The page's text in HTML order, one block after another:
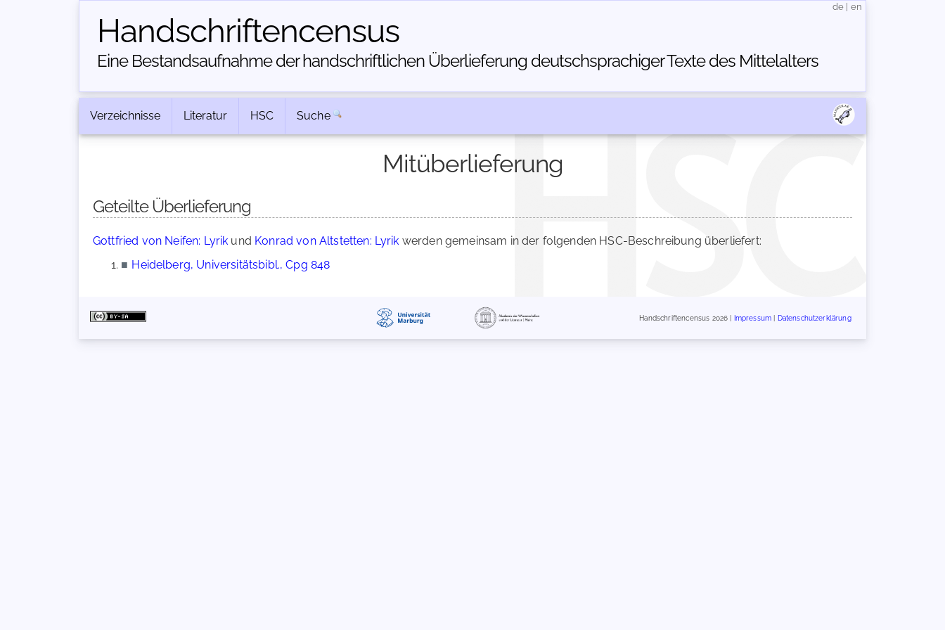
Handschriften­census
Eine Bestandsaufnahme der handschriftlichen Über­lieferung deutschsprachiger Texte des Mittelalters
de en
Verzeichnisse Literatur HSC Suche
Mitüberlieferung
Geteilte Überlieferung
Gottfried von Neifen: Lyrik und Konrad von Altstetten: Lyrik werden gemeinsam in der folgenden HSC-Beschreibung überliefert:
■ Heidelberg, Universitätsbibl., Cpg 848
Handschriftencensus 2026 | Impressum Datenschutzerklärung